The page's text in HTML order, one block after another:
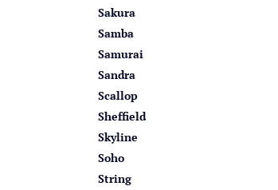
Sakura
Samba
Samurai
Sandra
Scallop
Sheffield
Skyline
Soho
String